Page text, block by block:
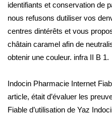
identifiants et conservation de
nous refusons dutiliser vos
centres dintérêts et vous
châtain caramel afin de
obtenir une couleur. infra II B 1.
Indocin Pharmacie Internet
article, était d’évaluer les
Fiable d’utilisation de Yaz